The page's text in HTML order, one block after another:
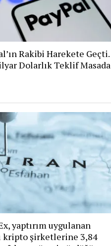
Rakibi Harekete Geçti.
Dolarlık Teklif Masada
yaptırım uygulanan
kripto şirketlerine 3,84